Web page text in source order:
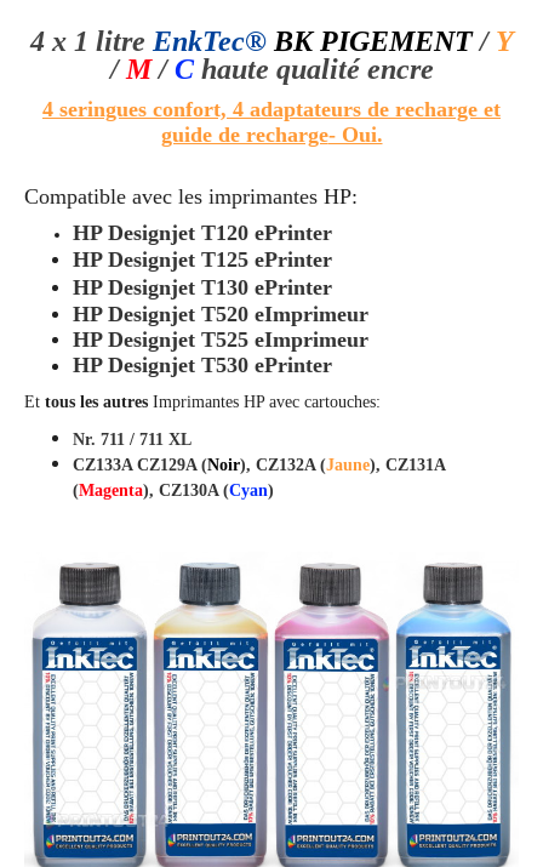
4 x 1 litre EnkTec® BK PIGEMENT/Y
/M/Chaute qualitéencre
4 seringues confort, 4 adaptateurs de recharge et
guide de recharge- Oui.
Compatible avec les imprimantes HP:
HP Designjet T120 ePrinter
HP Designjet T125 ePrinter
HP Designjet T130 ePrinter
HP Designjet T520 eImprimeur
HP Designjet T525 eImprimeur
HP Designjet T530 ePrinter
Et tous les autres Imprimantes HP avec cartouches:
Nr. 711 / 711 XL
CZ133A CZ129A (Noir), CZ132A (Jaune), CZ131A
(Magenta), CZ130A (Cyan)